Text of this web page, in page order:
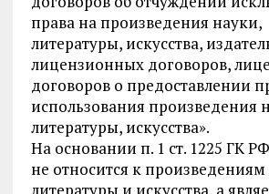
права на произведения науки,
литературы, искусства,
лицензионных договоров,
договоров о предоставлении
использования произведения
литературы, искусства».
На основании п. 1 ст. 1225 ГК
не относится к